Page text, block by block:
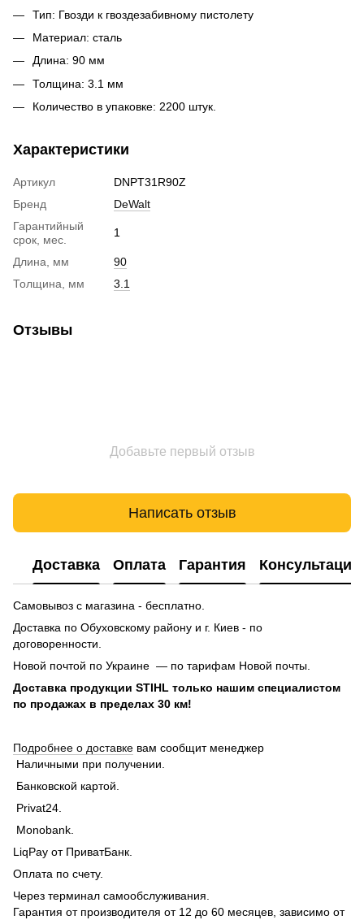
Тип: Гвозди к гвоздезабивному пистолету
Материал: сталь
Длина: 90 мм
Толщина: 3.1 мм
Количество в упаковке: 2200 штук.
Характеристики
Артикул
DNPT31R90Z
Бренд
DeWalt
Гарантийный
срок, мес.
1
Длина, мм
90
Толщина, мм
3.1
Отзывы
Добавьте первый отзыв
Написать отзыв
Доставка Оплата Гарантия Консультация
Самовывоз с магазина - бесплатно.
Доставка по Обуховскому району и г. Киев - по
договоренности.
Новой почтой по Украине — по тарифам Новой почты.
Доставка продукции STIHL только нашим специалистом
по продажах в пределах 30 км!
Подробнее о доставке вам сообщит менеджер
Наличными при получении.
Банковской картой.
Privat24.
Monobank.
LiqPay от ПриватБанк.
Оплата по счету.
Через терминал самообслуживания.
Гарантия от производителя от 12 до 60 месяцев, зависимо от